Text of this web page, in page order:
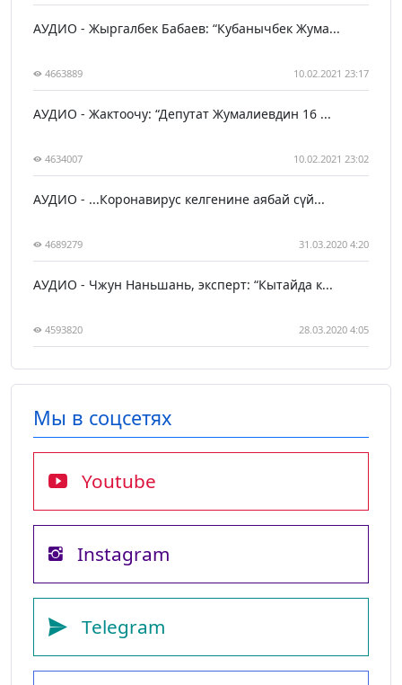
АУДИО - Жыргалбек Бабаев: “Кубанычбек Жума...
4663889 10.02.2021 23:17
АУДИО - Жактоочу: “Депутат Жумалиевдин 16 ...
4634007 10.02.2021 23:02
АУДИО - ...Коронавирус келгенине аябай сүй...
4689279 31.03.2020 4:20
АУДИО - Чжун Наньшань, эксперт: “Кытайда к...
4593820 28.03.2020 4:05
Мы в соцсетях
Youtube
Instagram
Telegram